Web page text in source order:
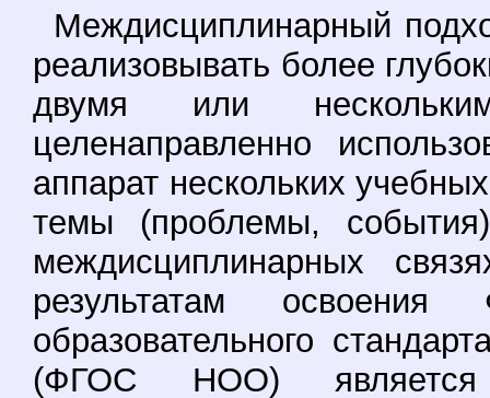
Междисциплинарный
реализовывать более
двумя или
целенаправленно
аппарат нескольких
темы (проблемы,
междисциплинарных
результатам освоения
образовательного
(ФГОС НОО) является